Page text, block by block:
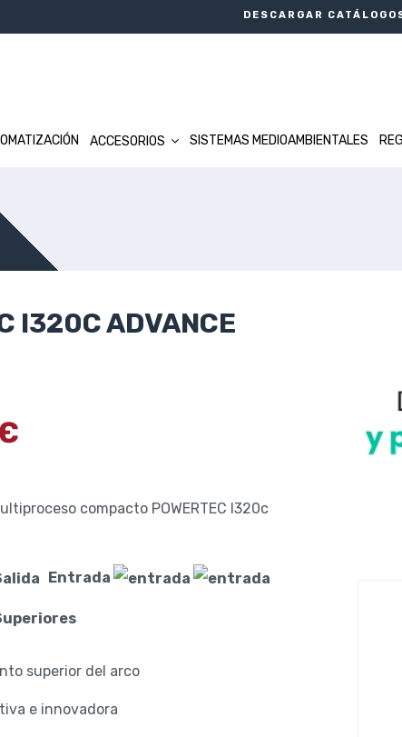
DESCARGAR
ACCESORIOS SISTEMAS MEDIOAMBIENTALES
I320C ADVANCE
compacto POWERTEC I320c
Entrada
superior del arco
e innovadora